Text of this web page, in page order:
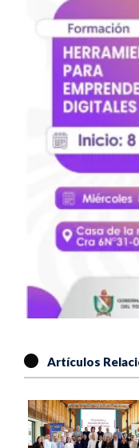
Artículos